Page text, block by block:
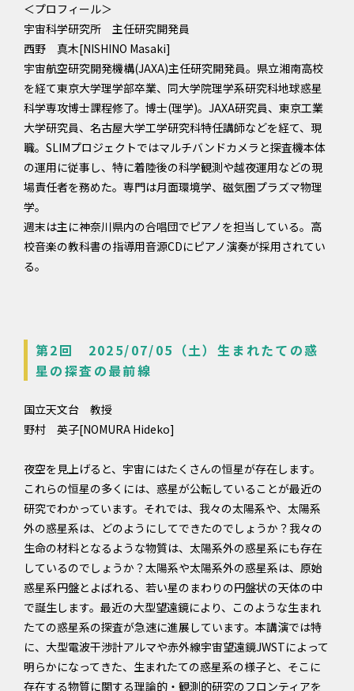
＜プロフィール＞
宇宙科学研究所 主任研究開発員
西野 真木[NISHINO Masaki]
宇宙航空研究開発機構(JAXA)主任研究開発員。県立湘南高校
を経て東京大学理学部卒業、同大学院理学系研究科地球惑星
科学専攻博士課程修了。博士(理学)。JAXA研究員、東京工業
大学研究員、名古屋大学工学研究科特任講師などを経て、現
職。SLIMプロジェクトではマルチバンドカメラと探査機本体
の運用に従事し、特に着陸後の科学観測や越夜運用などの現
場責任者を務めた。専門は月面環境学、磁気圏プラズマ物理
学。
週末は主に神奈川県内の合唱団でピアノを担当している。高
校音楽の教科書の指導用音源CDにピアノ演奏が採用されてい
る。
第2回 2025/07/05（土）生まれたての惑
星の探査の最前線
国立天文台 教授
野村 英子[NOMURA Hideko]
夜空を見上げると、宇宙にはたくさんの恒星が存在します。
これらの恒星の多くには、惑星が公転していることが最近の
研究でわかっています。それでは、我々の太陽系や、太陽系
外の惑星系は、どのようにしてできたのでしょうか？我々の
生命の材料となるような物質は、太陽系外の惑星系にも存在
しているのでしょうか？太陽系や太陽系外の惑星系は、原始
惑星系円盤とよばれる、若い星のまわりの円盤状の天体の中
で誕生します。最近の大型望遠鏡により、このような生まれ
たての惑星系の探査が急速に進展しています。本講演では特
に、大型電波干渉計アルマや赤外線宇宙望遠鏡JWSTによって
明らかになってきた、生まれたての惑星系の様子と、そこに
存在する物質に関する理論的・観測的研究のフロンティアを